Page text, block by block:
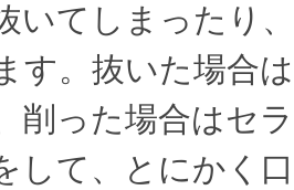
いてしまったり
す。抜いた場合
削った場合はセ
して、とにかく